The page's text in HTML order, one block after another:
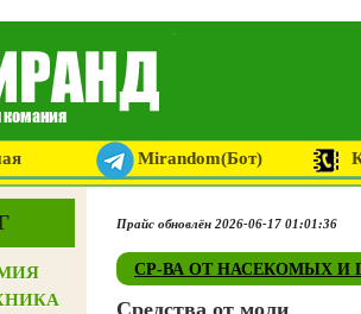
Mirandom(Бот)
Прайс обновлён 2026-06-17 01:01:36
СР-ВА ОТ НАСЕКОМЫХ И
Средства от моли